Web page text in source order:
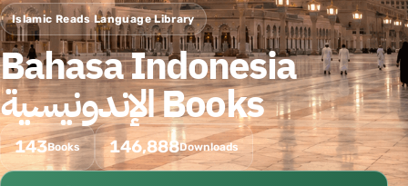
Islamic Reads Language Library
Bahasa Indonesia
الإندونيسية Books
143Books 146,888Downloads